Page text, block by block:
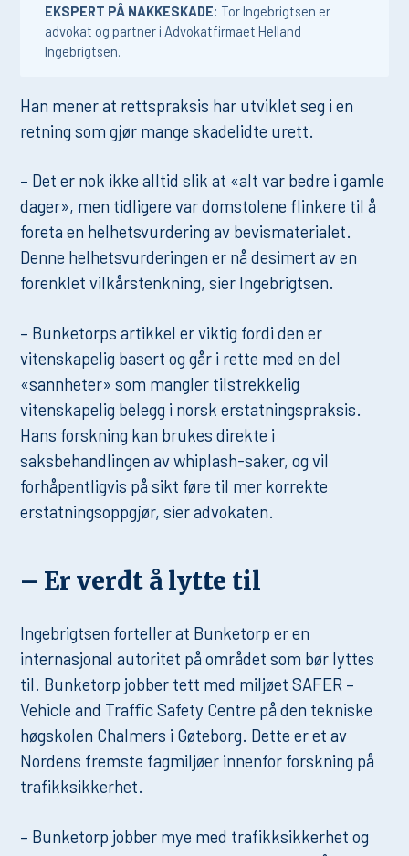
EKSPERT PÅ NAKKESKADE: Tor Ingebrigtsen er
advokat og partner i Advokatfirmaet Helland
Ingebrigtsen.
Han mener at rettspraksis har utviklet seg i en
retning som gjør mange skadelidte urett.
– Det er nok ikke alltid slik at «alt var bedre i gamle
dager», men tidligere var domstolene flinkere til å
foreta en helhetsvurdering av bevismaterialet.
Denne helhetsvurderingen er nå desimert av en
forenklet vilkårstenkning, sier Ingebrigtsen.
– Bunketorps artikkel er viktig fordi den er
vitenskapelig basert og går i rette med en del
«sannheter» som mangler tilstrekkelig
vitenskapelig belegg i norsk erstatningspraksis.
Hans forskning kan brukes direkte i
saksbehandlingen av whiplash-saker, og vil
forhåpentligvis på sikt føre til mer korrekte
erstatningsoppgjør, sier advokaten.
– Er verdt å lytte til
Ingebrigtsen forteller at Bunketorp er en
internasjonal autoritet på området som bør lyttes
til. Bunketorp jobber tett med miljøet SAFER –
Vehicle and Traffic Safety Centre på den tekniske
høgskolen Chalmers i Gøteborg. Dette er et av
Nordens fremste fagmiljøer innenfor forskning på
trafikksikkerhet.
– Bunketorp jobber mye med trafikksikkerhet og